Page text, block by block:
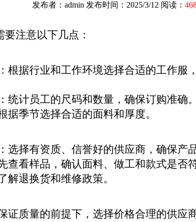
发布者：admin 发布时间：2025/3/12 阅读：
注意以下几点：
根据行业和工作环境选择合适的工作服
统计员工的尺码和数量，确保订购准确。
据季节选择合适的面料和厚度。
选择有资质、信誉好的供应商，确保产品
查看样品，确认面料、做工和款式是否符
解退换货和维修政策。
证质量的前提下，选择价格合理的供应商